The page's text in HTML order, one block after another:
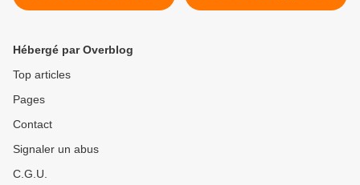
de se suicider >
Hébergé par Overblog
Top articles
Pages
Contact
Signaler un abus
C.G.U.